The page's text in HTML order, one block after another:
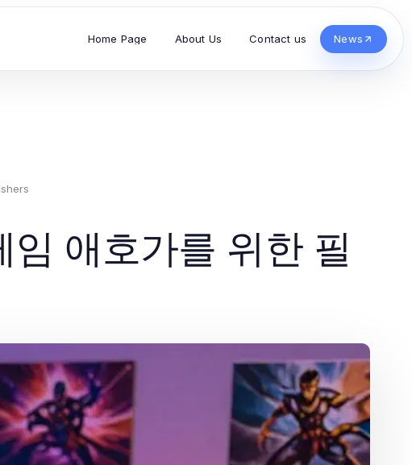
Home Page About Us Contact us News
애호가를 위한 필